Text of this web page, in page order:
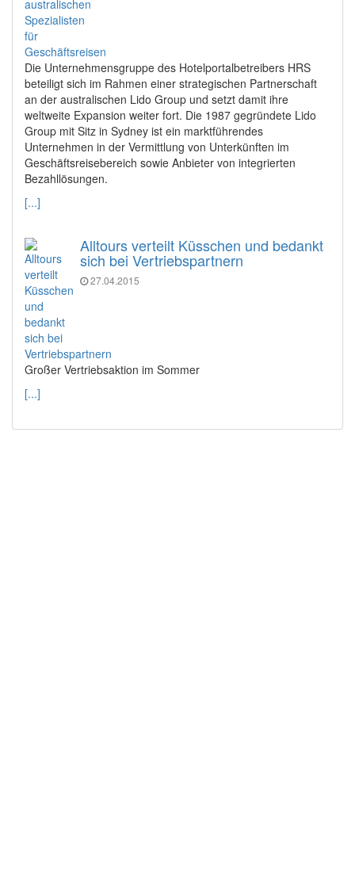
Die Unternehmensgruppe des Hotelportalbetreibers HRS
beteiligt sich im Rahmen einer strategischen Partnerschaft
an der australischen Lido Group und setzt damit ihre
weltweite Expansion weiter fort. Die 1987 gegründete Lido
Group mit Sitz in Sydney ist ein marktführendes
Unternehmen in der Vermittlung von Unterkünften im
Geschäftsreisebereich sowie Anbieter von integrierten
Bezahllösungen.
[...]
Alltours verteilt Küsschen und bedankt
sich bei Vertriebspartnern
27.04.2015
Großer Vertriebsaktion im Sommer
[...]